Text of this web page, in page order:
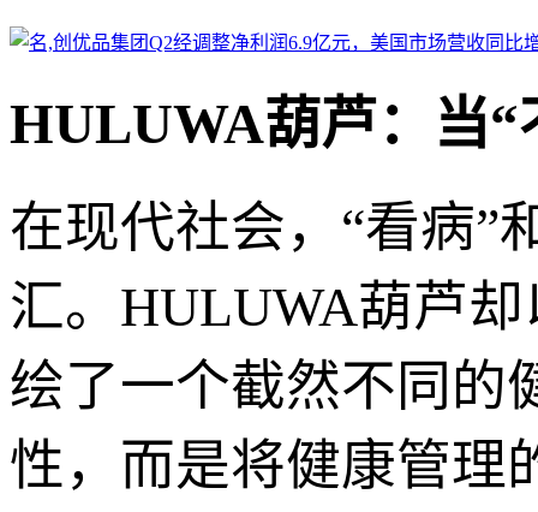
HULUWA葫芦：当“
在现代社会，“看病”
汇。HULUWA葫芦
绘了一个截然不同的
性，而是将健康管理